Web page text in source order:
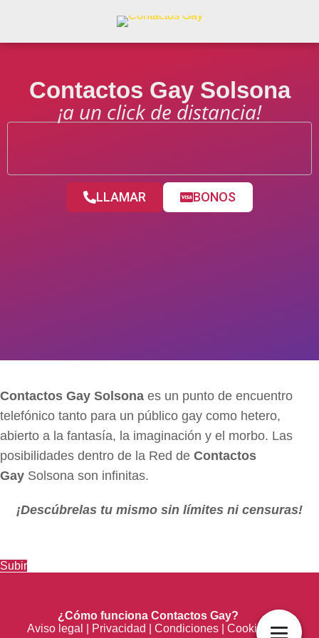
Contactos Gay Solsona
¡a un click de distancia!
LLAMAR BONOS
Contactos Gay Solsona es un punto de encuentro
telefónico tanto para un público gay como hetero,
abierto a la fantasía, la imaginación y el morbo. Las
posibilidades dentro de la Red de Contactos
Gay Solsona son infinitas.
¡Descúbrelas tu mismo sin límites ni censuras!
Subir
¿Cómo funciona Contactos Gay?
Aviso legal
Privacidad Condiciones Cookies